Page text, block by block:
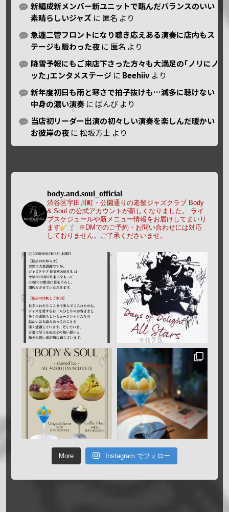
新編成新メンバー新ユニットで臨んだバランスのいい
素晴らしいジャズ に 匿名 より
急遽二管フロントになり聴き応えある演奏に店内もス
テージも賑わった夜 に 匿名 より
降雪予報にもご来店下さった方々も大満足の｢ノリにノ
ッた｣エンタメステージ に Beehiiv より
新年度初日も雨と寒さで拍子抜けも…滅多に聴けない
中身の濃い演奏 に ばんび より
当店初リーダー出演の初々しい演奏を楽しんだ暖かい
お彼岸の夜 に松坂方士 より
body.and.soul_official
渋谷区宇田川町・公園通りの老舗ジャズクラブ Body
& Soul の公式アカウントが新しくなりました。
ライ
ブスケジュールや新メニュー情報をお届けしてまいり
ます
※DMでのご予約・お問い合わせには対応
しておりません。ご了承くださいませ。
More Instagram でフォロー